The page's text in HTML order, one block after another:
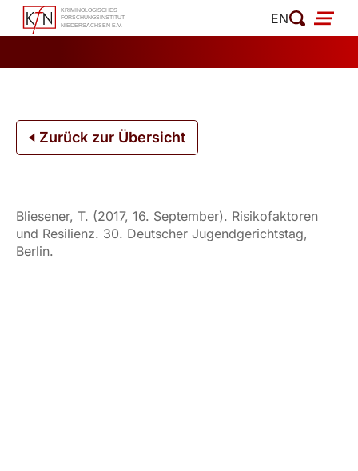
Zum
Inhalt
EN
Zurück zur Übersicht
Bliesener, T. (2017, 16. September). Risikofaktoren
und Resilienz. 30. Deutscher Jugendgerichtstag,
Berlin.